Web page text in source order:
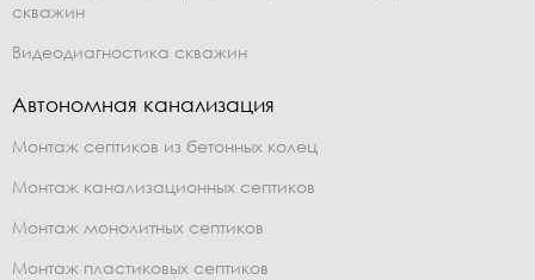
скважин
Видеодиагностика скважин
Автономная канализация
Монтаж септиков из бетонных колец
Монтаж канализационных септиков
Монтаж монолитных септиков
Монтаж пластиковых септиков